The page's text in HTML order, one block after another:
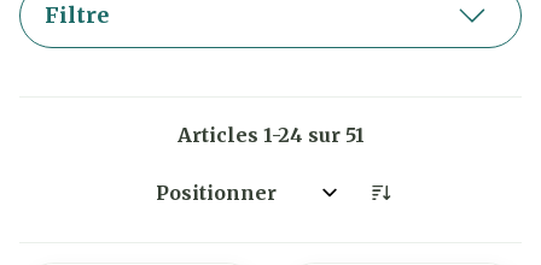
Filtre
Articles 1-24 sur 51
Trier par: